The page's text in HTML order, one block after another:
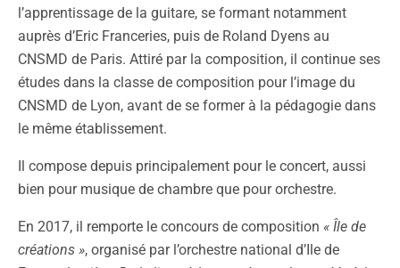
l’apprentissage de la guitare, se formant notamment
auprès d’Eric Franceries, puis de Roland Dyens au
CNSMD de Paris. Attiré par la composition, il continue ses
études dans la classe de composition pour l’image du
CNSMD de Lyon, avant de se former à la pédagogie dans
le même établissement.
Il compose depuis principalement pour le concert, aussi
bien pour musique de chambre que pour orchestre.
En 2017, il remporte le concours de composition « Île de
créations », organisé par l’orchestre national d’Ile de